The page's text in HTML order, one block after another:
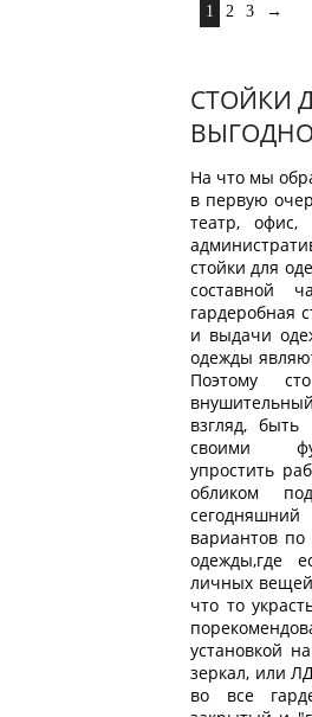
1 2 3 →
CТОЙКИ
На что мы
в первую
театр, офис,
стойки для
составной
гардеробная
и выдачи
одежды
Поэтому
взгляд,
своими
упростить
обликом
вариантов
одежды,где
личных вещей
что то
установкой
зеркал, или
во все